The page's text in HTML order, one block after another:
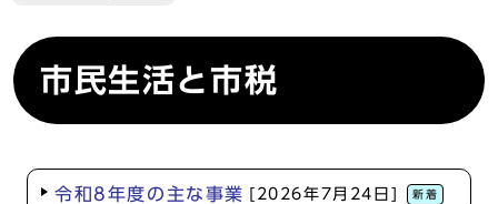
市民生活と市税
令和8年度の主な事業 [2026年7月24日] 新着